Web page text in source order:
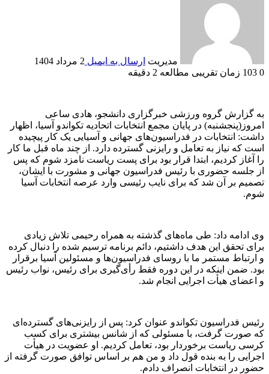
مدیریت ارسال به ایمیل 2 مرداد 1404
0
زمان تقریبی مطالعه 2 دقیقه
به گزارش گروه ورزشی خبرگزاری دانشجو، هادی ساعی
امروز(پنجشنبه) در پایان مجمع انتخابات اتحادیه تکواندو آسیا، اظهار
داشت: انتخابات در فدراسیون‌های جهانی و آسیایی یک کار پیچیده
است که نیاز به تعامل و رایزنی گسترده دارد. از چند ماه قبل ما کار
را آغاز کردیم، ابتدا قرار بود برای پست ریاست نامزد شوم که پس
از جلسه حضوری با رئیس فدراسیون جهانی و مشورت با ایشان،
تصمیم بر آن شد که برای نایب رئیسی وارد عرصه انتخابات آسیا
شوم.
وی ادامه داد: طی ماه‌های گذشته به همراه رحیمی تلاش زیادی
برای تحقق این هدف داشتیم، دائم برنامه ترسیم شده را دنبال کرده
و ارتباط مستمر ما با روسای فدراسیون‌ها و مسئولین آسیا برقرار
بود. ضمن اینکه در این دوره فقط رأی‌گیری برای رئیس، نواب رئیس
و اعضای هیأت اجرایی انجام شد.
رئیس فدراسیون تکواندو عنوان کرد: پس از رایزنی‌های گسترده‌ای
که صورت گرفت، با مسئولی که از شانس بیشتری برای کسب
کرسی ریاست برخوردار بود، تعامل کردیم. او عضویت در هیأت
اجرایی را به بنده قول داد و من هم بر اساس توافق صورت گرفته از
حضور در انتخابات انصراف دادم.